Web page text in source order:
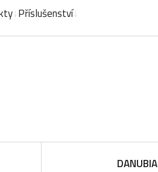
Příslušenství
DANUBIA